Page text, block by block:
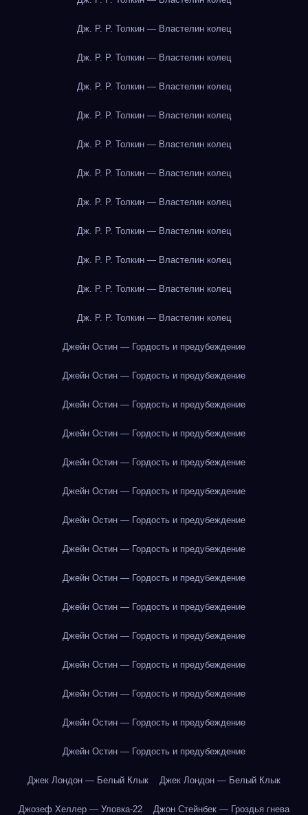
Дж. Р. Р. Толкин — Властелин колец
Дж. Р. Р. Толкин — Властелин колец
Дж. Р. Р. Толкин — Властелин колец
Дж. Р. Р. Толкин — Властелин колец
Дж. Р. Р. Толкин — Властелин колец
Дж. Р. Р. Толкин — Властелин колец
Дж. Р. Р. Толкин — Властелин колец
Дж. Р. Р. Толкин — Властелин колец
Дж. Р. Р. Толкин — Властелин колец
Дж. Р. Р. Толкин — Властелин колец
Дж. Р. Р. Толкин — Властелин колец
Джейн Остин — Гордость и предубеждение
Джейн Остин — Гордость и предубеждение
Джейн Остин — Гордость и предубеждение
Джейн Остин — Гордость и предубеждение
Джейн Остин — Гордость и предубеждение
Джейн Остин — Гордость и предубеждение
Джейн Остин — Гордость и предубеждение
Джейн Остин — Гордость и предубеждение
Джейн Остин — Гордость и предубеждение
Джейн Остин — Гордость и предубеждение
Джейн Остин — Гордость и предубеждение
Джейн Остин — Гордость и предубеждение
Джейн Остин — Гордость и предубеждение
Джейн Остин — Гордость и предубеждение
Джейн Остин — Гордость и предубеждение
Джек Лондон — Белый Клык Джек Лондон — Белый Клык
Джозеф Хеллер — Уловка-22 Джон Стейнбек — Гроздья гнева